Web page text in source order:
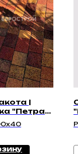
|
"Петра